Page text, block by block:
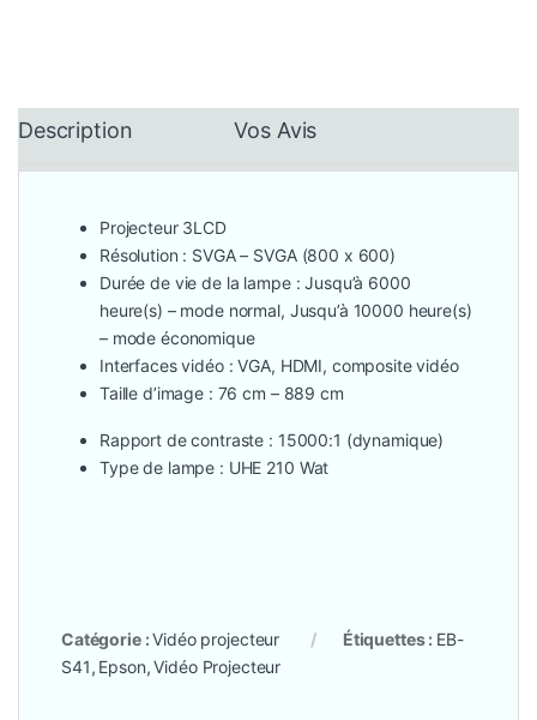
Description Vos Avis
Projecteur 3LCD
Résolution : SVGA – SVGA (800 x 600)
Durée de vie de la lampe : Jusqu’à 6000
heure(s) – mode normal, Jusqu’à 10000 heure(s)
– mode économique
Interfaces vidéo : VGA, HDMI, composite vidéo
Taille d’image : 76 cm – 889 cm
Rapport de contraste : 15000:1 (dynamique)
Type de lampe : UHE 210 Wat
Catégorie :Vidéo projecteur Étiquettes : EB-
S41, Epson,Vidéo Projecteur